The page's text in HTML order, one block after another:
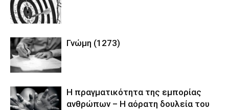
Γνώμη (1273)
Η πραγματικότητα της εμπορίας
ανθρώπων – Η αόρατη δουλεία του